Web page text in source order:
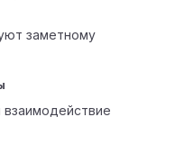
заметному